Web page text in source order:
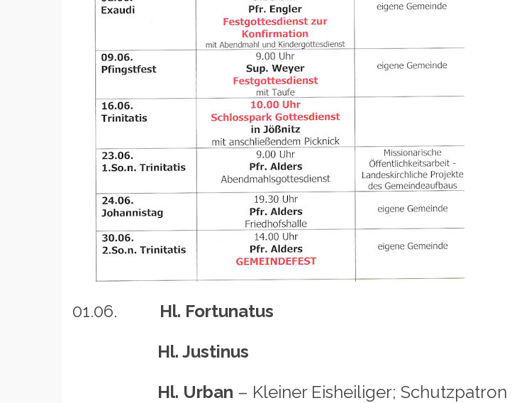
01.06. Hl. Fortunatus
Hl. Justinus
Hl. Urban – Kleiner Eisheiliger;